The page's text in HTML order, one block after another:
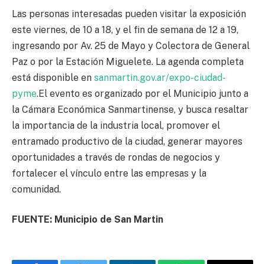
Las personas interesadas pueden visitar la exposición
este viernes, de 10 a 18, y el fin de semana de 12 a 19,
ingresando por Av. 25 de Mayo y Colectora de General
Paz o por la Estación Miguelete. La agenda completa
está disponible en sanmartin.gov.ar/expo-ciudad-
pyme.El evento es organizado por el Municipio junto a
la Cámara Económica Sanmartinense, y busca resaltar
la importancia de la industria local, promover el
entramado productivo de la ciudad, generar mayores
oportunidades a través de rondas de negocios y
fortalecer el vínculo entre las empresas y la
comunidad.
FUENTE: Municipio de San Martin